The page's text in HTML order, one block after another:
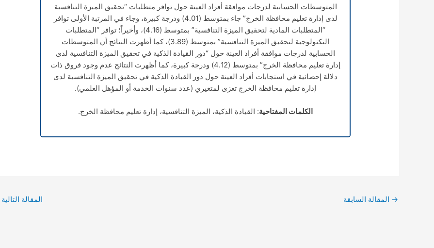
المتوسطات الحسابية لدرجات موافقة أفراد العينة حول توافر متطلبات “تحقيق الميزة التنافسية
لدى إدارة تعليم محافظة الخرج” جاء بمتوسط (4.01) ودرجة كبيرة، وجاء في المرتبة الأولى توافر
“المتطلبات المادية لتحقيق الميزة التنافسية” بمتوسط (4.16)، وأخيراً؛ توافر “المتطلبات
التكنولوجية لتحقيق الميزة التنافسية” بمتوسط (3.89)، كما أظهرت النتائج أن المتوسطات
الحسابية لدرجات موافقة أفراد العينة حول “دور القيادة الذكية في تحقيق الميزة التنافسية لدى
إدارة تعليم محافظة الخرج” بمتوسط (4.12) ودرجة كبيرة، كما أظهرت النتائج عدم وجود فروق ذات
دلالة إحصائية في استجابات أفراد العينة حول دور القيادة الذكية في تحقيق الميزة التنافسية لدى
إدارة تعليم محافظة الخرج تعزى لمتغيري (عدد سنوات الخدمة أو المؤهل العلمي).
الكلمات المفتاحية: القيادة الذكية، الميزة التنافسية، إدارة تعليم محافظة الخرج.
→ المقالة السابقة المقالة التالية